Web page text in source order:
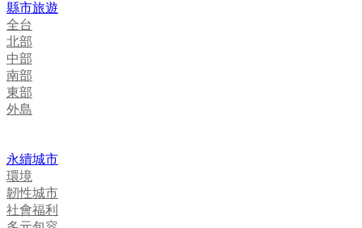
縣市旅遊
全台
北部
中部
南部
東部
外島
永續城市
環境
韌性城市
社會福利